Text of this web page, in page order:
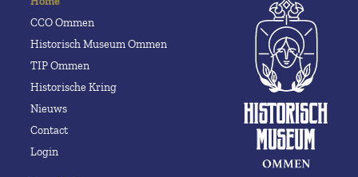
CCO Ommen
Historisch Museum Ommen
TIP Ommen
Historische Kring
Nieuws
Contact
Login